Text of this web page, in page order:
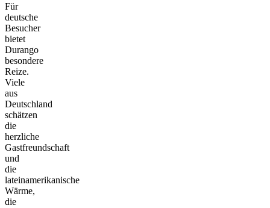
Für
deutsche
Besucher
bietet
Durango
besondere
Reize.
Viele
aus
Deutschland
schätzen
die
herzliche
Gastfreundschaft
und
die
lateinamerikanische
Wärme,
die